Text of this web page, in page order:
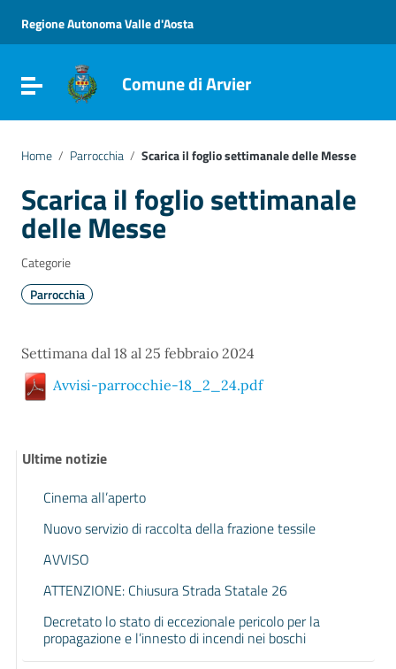
Vai al menu di navigazione
Vai al footer
Regione Autonoma Valle d'Aosta
Attiva / disattiva la navigazione
Comune di Arvier
Home / Parrocchia / Scarica il foglio settimanale delle Messe
Scarica il foglio settimanale
delle Messe
Categorie
Parrocchia
Settimana dal 18 al 25 febbraio 2024
Avvisi-parrocchie-18_2_24.pdf
Ultime notizie
Cinema all’aperto
Nuovo servizio di raccolta della frazione tessile
AVVISO
ATTENZIONE: Chiusura Strada Statale 26
Decretato lo stato di eccezionale pericolo per la
propagazione e l’innesto di incendi nei boschi